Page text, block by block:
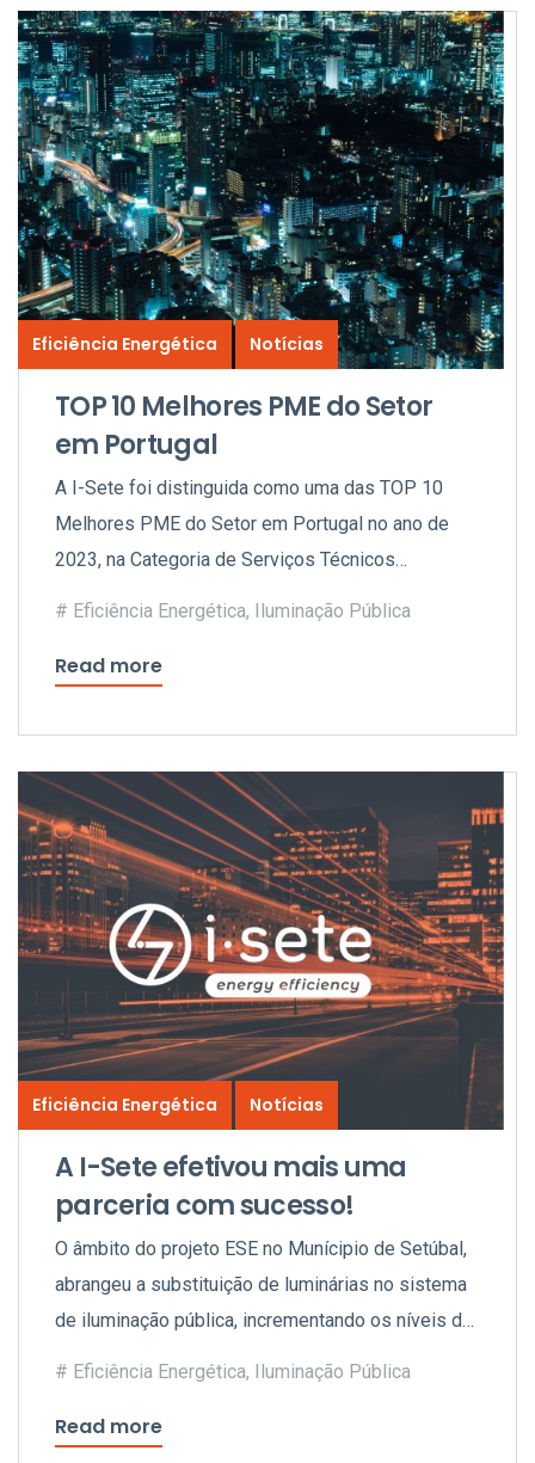
Eficiência Energética Notícias
TOP 10 Melhores PME do Setor
em Portugal
A I-Sete foi distinguida como uma das TOP 10
Melhores PME do Setor em Portugal no ano de
2023, na Categoria de Serviços Técnicos
Eficiência Energética, Iluminação Pública
Read more
Eficiência Energética Notícias
A I-Sete efetivou mais uma
parceria com sucesso!
O âmbito do projeto ESE no Munícipio de Setúbal,
abrangeu a substituição de luminárias no sistema
de iluminação pública, incrementando os níveis de
Eficiência Energética, Iluminação Pública
Read more